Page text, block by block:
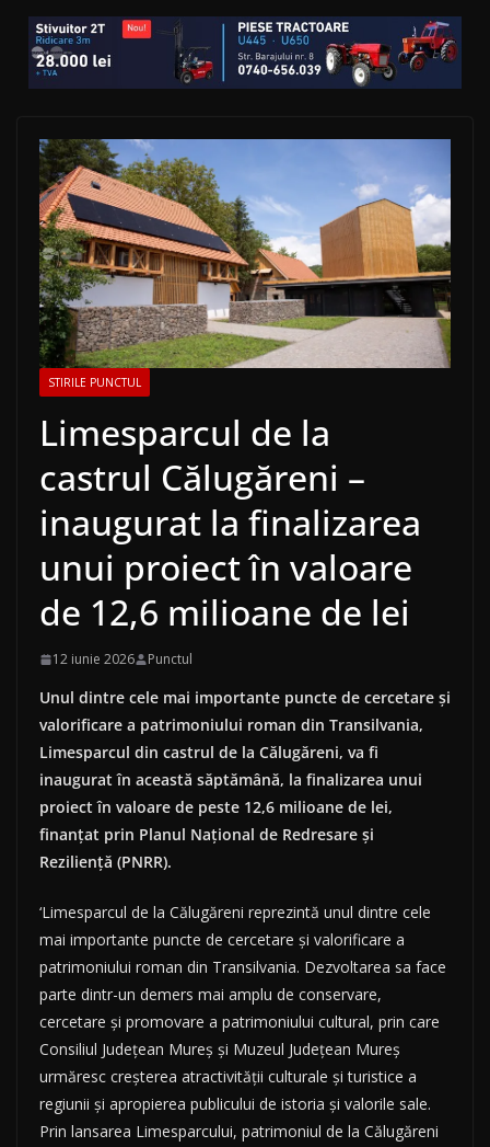
STIRILE PUNCTUL
Limesparcul de la
castrul Călugăreni –
inaugurat la finalizarea
unui proiect în valoare
de 12,6 milioane de lei
12 iunie 2026 Punctul
Unul dintre cele mai importante puncte de cercetare și
valorificare a patrimoniului roman din Transilvania,
Limesparcul din castrul de la Călugăreni, va fi
inaugurat în această săptămână, la finalizarea unui
proiect în valoare de peste 12,6 milioane de lei,
finanțat prin Planul Național de Redresare și
Reziliență (PNRR).
‘Limesparcul de la Călugăreni reprezintă unul dintre cele
mai importante puncte de cercetare și valorificare a
patrimoniului roman din Transilvania. Dezvoltarea sa face
parte dintr-un demers mai amplu de conservare,
cercetare și promovare a patrimoniului cultural, prin care
Consiliul Județean Mureș și Muzeul Județean Mureș
urmăresc creșterea atractivității culturale și turistice a
regiunii și apropierea publicului de istoria și valorile sale.
Prin lansarea Limesparcului, patrimoniul de la Călugăreni